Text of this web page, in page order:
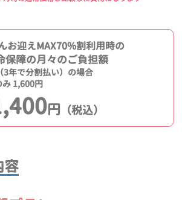
お迎えMAX70%割利用時の
保障の月々のご負担額
年で分割払い）の場合
1,600円
円 （税込）
容